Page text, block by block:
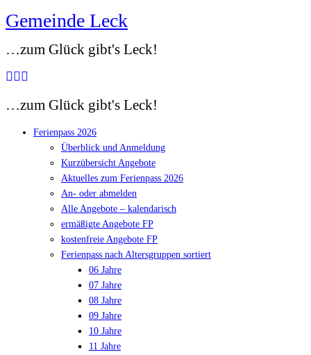
Zum
springen
Gemeinde Leck
…zum Glück gibt's Leck!
…zum Glück gibt's Leck!
Ferienpass 2026
Überblick und Anmeldung
Kurzübersicht Angebote
Aktuelles zum Ferienpass 2026
An- oder abmelden
Alle Angebote – kalendarisch
ermäßigte Angebote FP
kostenfreie Angebote FP
Ferienpass nach Altersgruppen sortiert
06 Jahre
07 Jahre
08 Jahre
09 Jahre
10 Jahre
11 Jahre